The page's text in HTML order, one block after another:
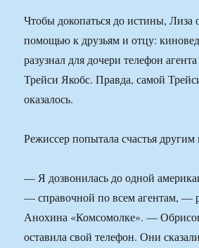
Чтобы докопаться до истины, Лиза
помощью к друзьям и отцу:
разузнал для дочери телефон
Трейси Якобс. Правда, самой
оказалось.
Режиссер попытала счастья другим
— Я дозвонилась до одной
— справочной по всем агентам, —
Анохина «Комсомолке». —
оставила свой телефон. Они